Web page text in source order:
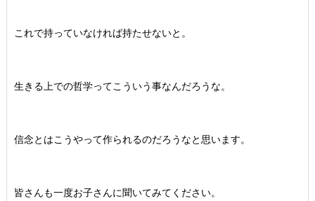
これで持っていなければ持たせないと。
生きる上での哲学ってこういう事なんだろうな。
信念とはこうやって作られるのだろうなと思います。
皆さんも一度お子さんに聞いてみてください。